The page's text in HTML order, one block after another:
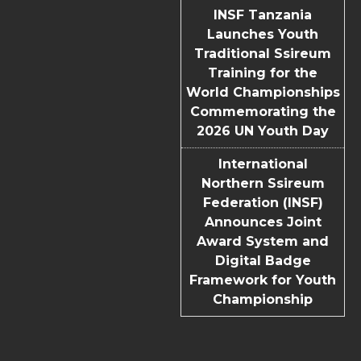
INSF Tanzania
Launches Youth
Traditional Ssireum
Training for the
World Championships
Commemorating the
2026 UN Youth Day
International
Northern Ssireum
Federation (INSF)
Announces Joint
Award System and
Digital Badge
Framework for Youth
Championship